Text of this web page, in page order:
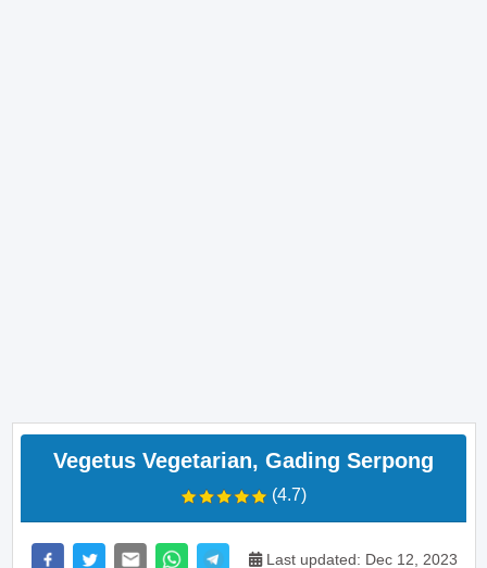
Vegetus Vegetarian, Gading Serpong
(4.7)
Last updated: Dec 12, 2023